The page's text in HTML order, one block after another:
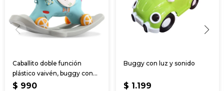
Caballito doble función
plástico vaivén, buggy con
sonido
$ 990
Buggy con luz y sonido
$ 1.199